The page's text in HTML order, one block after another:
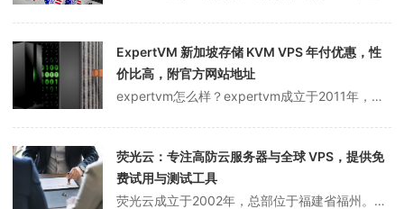
ExpertVM 新加坡存储 KVM VPS 年付优惠，性
价比高，附官方网站地址
expertvm怎么样？expertvm成立于2011年，隶属于Secureax机房，主要从事新加坡机房虚拟主机、新加坡AMD Ryzen NVMe VPS、存储VPS、商家支持paypal支付GPU服务器，不提供退款。ExpertVM现在在新加坡推出了存储KVM VPS，年付性价比高，包括1核/1GB内存/...
荧光云：专注高防云服务器与全球 VPS，提供免
费试用与测试工具
荧光云成立于2002年，总部位于福建省福州。荧光云专注于国内高防云服务器和全球VPS，在世界7个国家有12个节点。荧光云服务器支持最多7天的免费试用，国内高防云服务器提供免费的50G防御死亡包赔偿，适用于高防站、游戏高防御和全球业务。萤光云推出云服务器在线速度测试页面，可以在不购买的情况下测试服务器性能。pi...